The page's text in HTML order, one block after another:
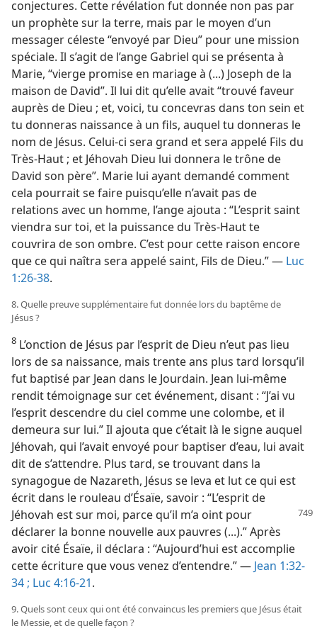
conjectures. Cette révélation fut donnée non pas par
un prophète sur la terre, mais par le moyen d’un
messager céleste “envoyé par Dieu” pour une mission
spéciale. Il s’agit de l’ange Gabriel qui se présenta à
Marie, “vierge promise en mariage à (...) Joseph de la
maison de David”. Il lui dit qu’elle avait “trouvé faveur
auprès de Dieu ; et, voici, tu concevras dans ton sein et
tu donneras naissance à un fils, auquel tu donneras le
nom de Jésus. Celui-ci sera grand et sera appelé Fils du
Très-Haut ; et Jéhovah Dieu lui donnera le trône de
David son père”. Marie lui ayant demandé comment
cela pourrait se faire puisqu’elle n’avait pas de
relations avec un homme, l’ange ajouta : “L’esprit saint
viendra sur toi, et la puissance du Très-Haut te
couvrira de son ombre. C’est pour cette raison encore
que ce qui naîtra sera appelé saint, Fils de Dieu.” — Luc
1:26-38.
8. Quelle preuve supplémentaire fut donnée lors du baptême de
Jésus ?
8 L’onction de Jésus par l’esprit de Dieu n’eut pas lieu
lors de sa naissance, mais trente ans plus tard lorsqu’il
fut baptisé par Jean dans le Jourdain. Jean lui-​même
rendit témoignage sur cet événement, disant : “J’ai vu
l’esprit descendre du ciel comme une colombe, et il
demeura sur lui.” Il ajouta que c’était là le signe auquel
Jéhovah, qui l’avait envoyé pour baptiser d’eau, lui avait
dit de s’attendre. Plus tard, se trouvant dans la
synagogue de Nazareth, Jésus se leva et lut ce qui est
écrit dans le rouleau d’Ésaïe, savoir : “L’esprit de
Jéhovah est sur moi, parce qu’il m’a oint pour
déclarer la bonne nouvelle aux pauvres (...).” Après
avoir cité Ésaïe, il déclara : “Aujourd’hui est accomplie
cette écriture que vous venez d’entendre.” — Jean 1:32-
34 ; Luc 4:16-21.
9. Quels sont ceux qui ont été convaincus les premiers que Jésus était
le Messie, et de quelle façon ?